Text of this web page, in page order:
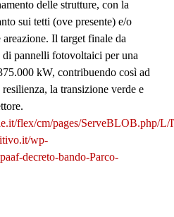
delle strutture, con la
sui tetti (ove presente) e/o
Il target finale da
di pannelli fotovoltaici per una
kW, contribuendo così ad
la transizione verde e
flex/cm/pages/ServeBLOB.php/L/
wp-
decreto-bando-Parco-